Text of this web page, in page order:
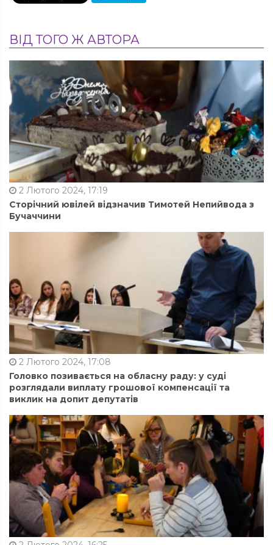
ВІД ТОГО Ж АВТОРА
2 Лютого 2024, 17:19
Сторічний ювілей відзначив Тимотей Непийвода з
Бучаччини
2 Лютого 2024, 17:08
Головко позивається на обласну раду: у суді
розглядали виплату грошової компенсації та
виклик на допит депутатів